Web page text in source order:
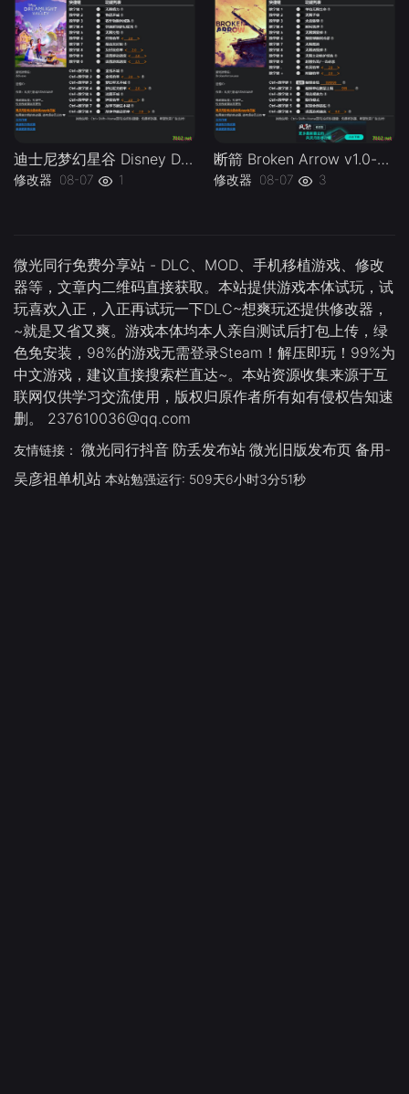
迪士尼梦幻星谷 Disney Dreamlight Valley v1.0-v20260729 Plus 18 Trainer.-单机修改器下载-仅支持迅雷（部分修改器仅支持本站游戏本体
修改器 08-07 1
断箭 Broken Arrow v1.0-v1.1.x Plus 18 Trainer-单机修改器下载-仅支持迅雷（部分修改器仅支持本站游戏本体
修改器 08-07 3
微光同行免费分享站 - DLC、MOD、手机移植游戏、修改
器等，文章内二维码直接获取。本站提供游戏本体试玩，试
玩喜欢入正，入正再试玩一下DLC~想爽玩还提供修改器，
~就是又省又爽。游戏本体均本人亲自测试后打包上传，绿
色免安装，98%的游戏无需登录Steam！解压即玩！99%为
中文游戏，建议直接搜索栏直达~。本站资源收集来源于互
联网仅供学习交流使用，版权归原作者所有如有侵权告知速
删。 237610036@qq.com
友情链接： 微光同行抖音 防丢发布站 微光旧版发布页 备用-
吴彦祖单机站 本站勉强运行: 509天6小时3分52秒